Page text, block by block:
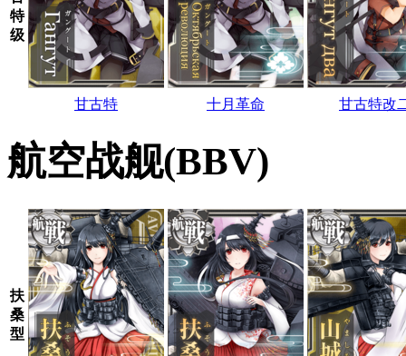
特
级
甘古特 十月革命 甘古特改
航空战舰(BBV)
扶
桑
型